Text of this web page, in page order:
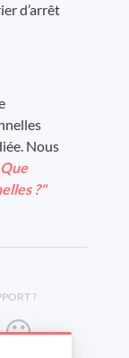
d’arrêt
Nous
Que
?"
?